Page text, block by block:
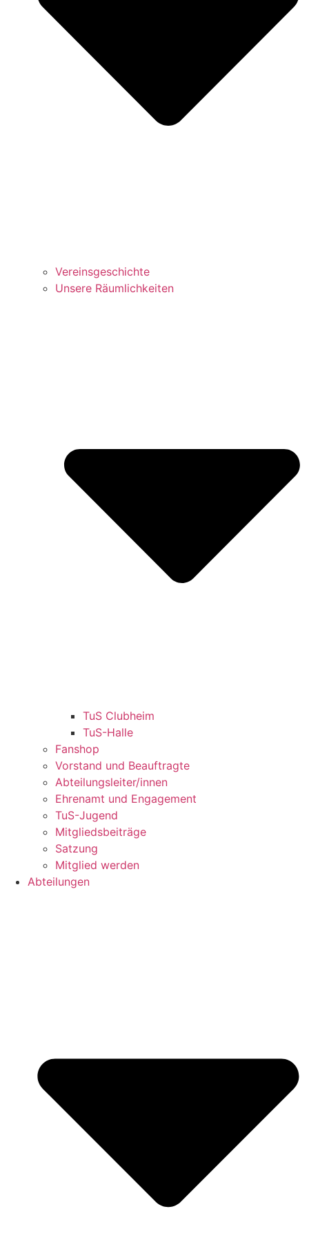
Vereinsgeschichte
Unsere Räumlichkeiten
TuS Clubheim
TuS-Halle
Fanshop
Vorstand und Beauftragte
Abteilungsleiter/innen
Ehrenamt und Engagement
TuS-Jugend
Mitgliedsbeiträge
Satzung
Mitglied werden
Abteilungen